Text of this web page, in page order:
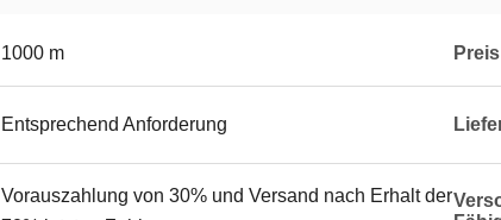
1000 m Preis
Entsprechend Anforderung
Vorauszahlung von 30% und Versand nach Erhalt der